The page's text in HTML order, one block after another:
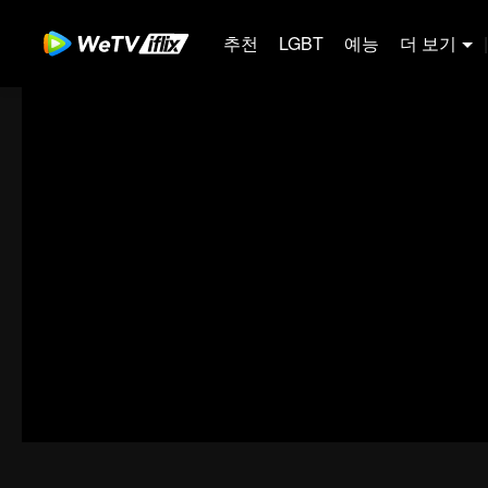
추천 LGBT 예능 더 보기 |